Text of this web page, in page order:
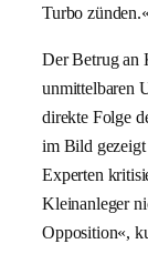
Turbo zünden.«
Der Betrug an
unmittelbaren
direkte Folge
im Bild
Experten
Kleinanleger
Opposition«,